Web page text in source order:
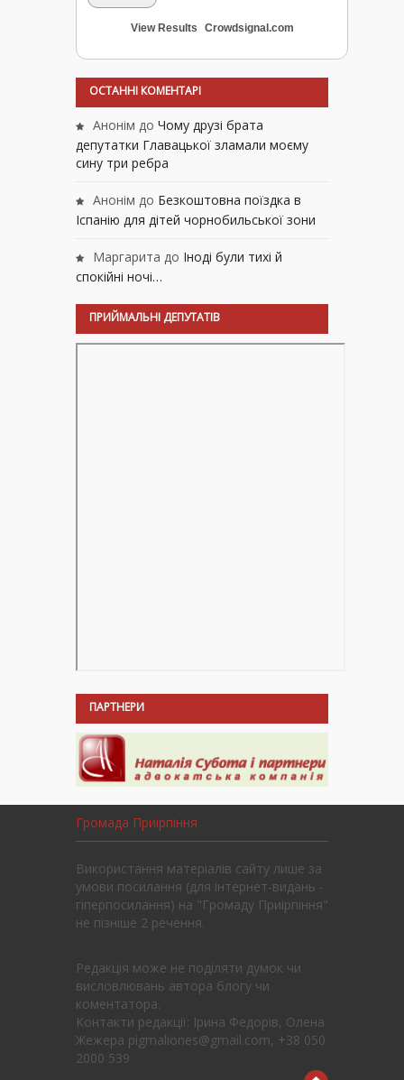
View Results Crowdsignal.com
ОСТАННІ КОМЕНТАРІ
Анонім до Чому друзі брата
депутатки Главацької зламали моєму
сину три ребра
Анонім до Безкоштовна поїздка в
Іспанію для дітей чорнобильської зони
Маргарита до Іноді були тихі й
спокійні ночі…
ПРИЙМАЛЬНІ ДЕПУТАТІВ
ПАРТНЕРИ
Громада Приірпіння
Використання матеріалів сайту лише за
умови посилання (для інтернет-видань -
гіперпосилання) на "Громаду Приірпіння"
не пізніше 2 речення.
Редакція може не поділяти думок чи
висловлювань автора блогу чи
коментатора.
Контакти редакції: Ірина Федорів, Олена
Жежера pigmaliones@gmail.com, +38 050
2000 539